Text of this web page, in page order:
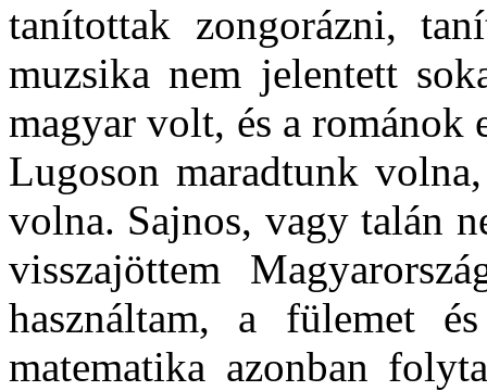
tanítottak zongorázni,
muzsika nem jelentett
magyar volt, és a románok
Lugoson maradtunk
volna. Sajnos, vagy talán
visszajöttem
használtam, a fülemet
matematika azonban